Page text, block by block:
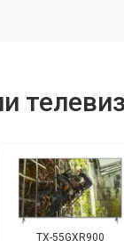
TX-55GXR900